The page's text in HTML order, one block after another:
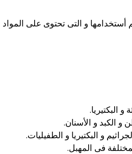
و التى تحتوى على المواد
البكتيريا.
الكبد و الأسنان.
و البكتيريا و الطفيليات.
فى المهبل.